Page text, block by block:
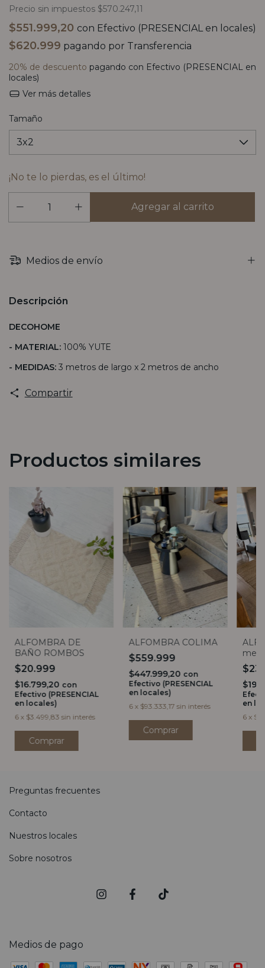
Precio sin impuestos $570.247,11
$551.999,20 con Efectivo (PRESENCIAL en locales)
$620.999 pagando por Transferencia
20% de descuento pagando con Efectivo (PRESENCIAL en
locales)
Ver más detalles
Tamaño
¡No te lo pierdas, es el último!
Medios de envío
Descripción
DECOHOME
- MATERIAL: 100% YUTE
- MEDIDAS: 3 metros de largo x 2 metros de ancho
Compartir
Productos similares
ALFOMBRA DE
BAÑO ROMBOS
$20.999
$16.799,20 con
Efectivo (PRESENCIAL
en locales)
6 x $3.499,83 sin interés
ALFOMBRA COLIMA
$559.999
$447.999,20 con
Efectivo (PRESENCIAL
en locales)
6 x $93.333,17 sin interés
Comprar
en
6 x
Preguntas frecuentes
Contacto
Nuestros locales
Sobre nosotros
Medios de pago